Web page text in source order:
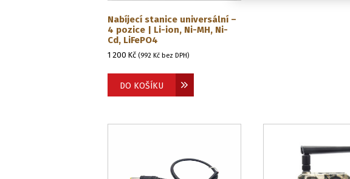
Nabíjecí stanice universální –
4 pozice | Li-ion, Ni-MH, Ni-
Cd, LiFePO4
1 200 Kč (992 Kč bez DPH)
DO KOŠÍKU